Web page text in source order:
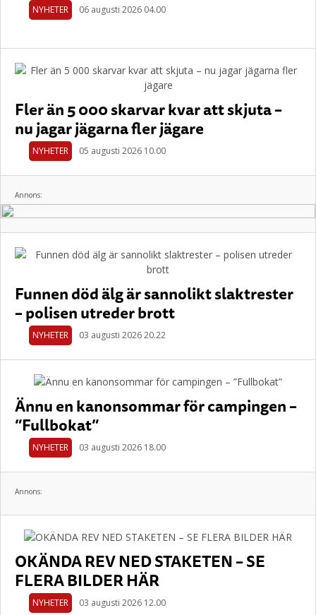
NYHETER 06 augusti 2026 04.00
Fler än 5 000 skarvar kvar att skjuta –
nu jagar jägarna fler jägare
NYHETER 05 augusti 2026 10.00
Annons:
Funnen död älg är sannolikt slaktrester
– polisen utreder brott
NYHETER 03 augusti 2026 20.22
Ännu en kanonsommar för campingen –
”Fullbokat”
NYHETER 03 augusti 2026 18.00
Annons:
OKÄNDA REV NED STAKETEN – SE
FLERA BILDER HÄR
NYHETER 03 augusti 2026 12.00